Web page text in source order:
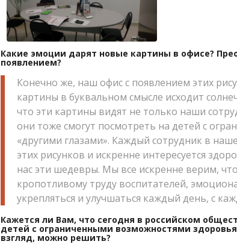
Какие эмоции дарят новые картины в офисе?
появлением?
Конечно же, наш офис с появлением этих
картины в буквальном смысле исходит
что эти картины видят не только наши
они тоже смогут посмотреть на детей с
«другими глазами». Каждый сотрудник в
этих рисунков и искренне интересуется
нас эти шедевры. Мы все искренне верим,
кропотливому труду воспитателей,
укрепляться и улучшаться каждый день, с
Кажется ли Вам, что сегодня в российском
детей с ограниченными возможностями
взгляд, можно решить?